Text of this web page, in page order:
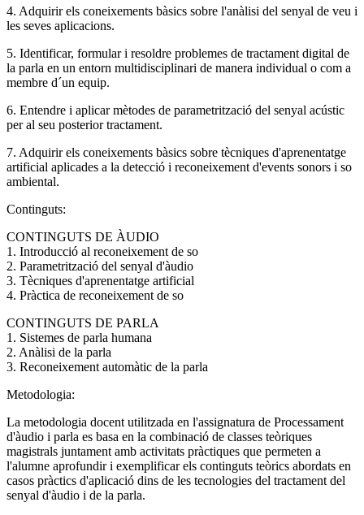
4. Adquirir els coneixements bàsics sobre l'anàlisi del senyal de veu i
les seves aplicacions.
5. Identificar, formular i resoldre problemes de tractament digital de
la parla en un entorn multidisciplinari de manera individual o com a
membre d´un equip.
6. Entendre i aplicar mètodes de parametrització del senyal acústic
per al seu posterior tractament.
7. Adquirir els coneixements bàsics sobre tècniques d'aprenentatge
artificial aplicades a la detecció i reconeixement d'events sonors i so
ambiental.
Continguts:
CONTINGUTS DE ÀUDIO
1. Introducció al reconeixement de so
2. Parametrització del senyal d'àudio
3. Tècniques d'aprenentatge artificial
4. Pràctica de reconeixement de so
CONTINGUTS DE PARLA
1. Sistemes de parla humana
2. Anàlisi de la parla
3. Reconeixement automàtic de la parla
Metodologia:
La metodologia docent utilitzada en l'assignatura de Processament
d'àudio i parla es basa en la combinació de classes teòriques
magistrals juntament amb activitats pràctiques que permeten a
l'alumne aprofundir i exemplificar els continguts teòrics abordats en
casos pràctics d'aplicació dins de les tecnologies del tractament del
senyal d'àudio i de la parla.